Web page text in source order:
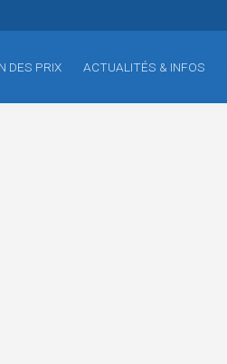
DES PRIX ACTUALITÉS & INFOS